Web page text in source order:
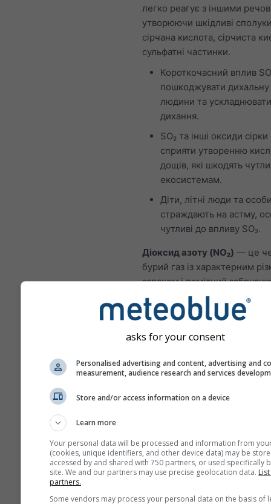
легко реагує з іншими
утворюючи шкідливі
сірчана кислота, сірчиста
сульфатні частинки.
Короткочасний вплив
пошкоджувати
людини та ускладнювати
дихання.
SO₂ та інші оксиди
сприяти утворенню
дощів, які шкодять
екосистемам.
Діти, літні люди та
страждають на астму,
чутливі до впливу SO₂.
Діоксид азоту (NO₂) — це
бурий газ із характерним
запахом і помітний
повітря. Основним
спалювання викопного
походить із вихлопних газів
важливим забруднювачем,
суттєво впливати на
імунітет до легеневих
NO₂ спричиняє
бронхіт
asks for your consent
Personalised advertising and content, advertising and
measurement, audience research and services
Store and/or access information on a device
Learn more
Your personal data will be processed and information from
(cookies, unique identifiers, and other device data) may be
accessed by and shared with 750 partners, or used specifically
site. We and our partners may use precise geolocation data.
partners.
Some vendors may process your personal data on the basis of